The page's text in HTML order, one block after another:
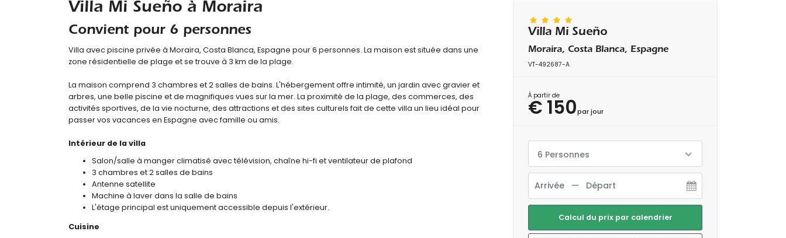
Villa Mi Sueño à Moraira
Convient pour 6 personnes
Villa avec piscine privée à Moraira, Costa Blanca, Espagne pour 6 personnes. La maison est située dans une
zone résidentielle de plage et se trouve à 3 km de la plage.
La maison comprend 3 chambres et 2 salles de bains. L'hébergement offre intimité, un jardin avec gravier et
arbres, une belle piscine et de magnifiques vues sur la mer. La proximité de la plage, des commerces, des
activités sportives, de la vie nocturne, des attractions et des sites culturels fait de cette villa un lieu idéal pour
passer vos vacances en Espagne avec famille ou amis.
Intérieur de la villa
Salon/salle à manger climatisé avec télévision, chaîne hi-fi et ventilateur de plafond
3 chambres et 2 salles de bains
Antenne satellite
Machine à laver dans la salle de bains
L'étage principal est uniquement accessible depuis l'extérieur.
Cuisine
Villa Mi Sueño
Moraira, Costa Blanca, Espagne
VT-492687-A
À partir de
€ 150par jour
6 Personnes
Calcul du prix par calendrier